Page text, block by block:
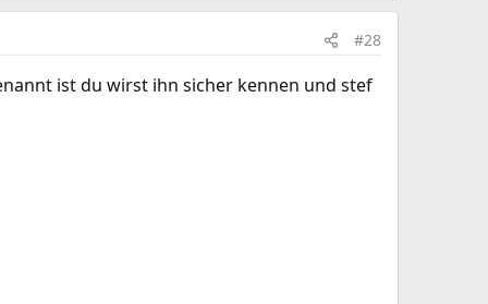
#28
ist du wirst ihn sicher kennen und stef